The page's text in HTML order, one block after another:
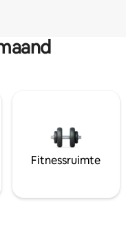
Fitnessruimte